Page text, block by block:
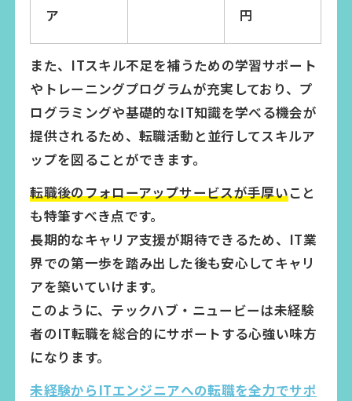
ア
円
また、ITスキル不足を補うための学習サポート
やトレーニングプログラムが充実しており、プ
ログラミングや基礎的なIT知識を学べる機会が
提供されるため、転職活動と並行してスキルア
ップを図ることができます。
転職後のフォローアップサービスが手厚いこと
も特筆すべき点です。
長期的なキャリア支援が期待できるため、IT業
界での第一歩を踏み出した後も安心してキャリ
アを築いていけます。
このように、テックハブ・ニュービーは未経験
者のIT転職を総合的にサポートする心強い味方
になります。
未経験からITエンジニアへの転職を全力でサポ